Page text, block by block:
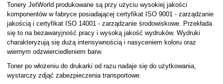
Tonery JetWorld produkowane są przy użyciu wysokiej jakości
komponentów w fabryce posiadającej certyfikat ISO 9001 - zarządzanie
jakością i certyfikat ISO 14001 - zarządzanie środowiskowe. Przekłada
się to na bezawaryjność pracy i wysoką jakość wydruków. Wydruki
charakteryzują się dużą intensywnością i nasyceniem koloru oraz
wiernym odzwierciedleniem barw.
Toner po włożeniu do drukarki od razu nadaje się do użytkowania,
wystarczy zdjąć zabezpieczenia transportowe.